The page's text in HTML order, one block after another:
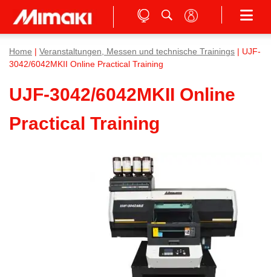
Home Veranstaltungen, Messen und technische Trainings | UJF-
3042/6042MKII Online Practical Training
UJF-3042/6042MKII Online
Practical Training